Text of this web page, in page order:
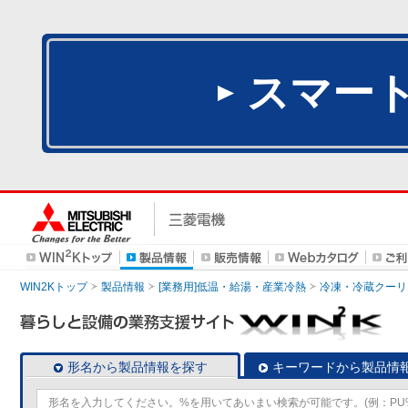
スマー
WIN2Kトップ 製品情報 [業務用]低温・給湯・産業冷熱 冷凍・冷蔵クー
形名から製品情報を探す キーワードから製品情